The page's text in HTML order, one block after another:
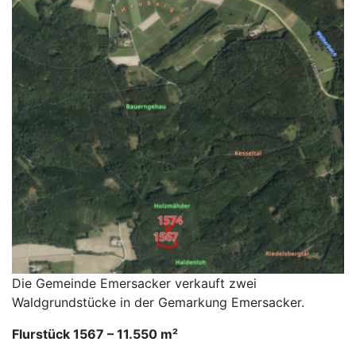
Die Gemeinde Emersacker verkauft zwei
Waldgrundstücke in der Gemarkung Emersacker.
Flurstück 1567 – 11.550 m²